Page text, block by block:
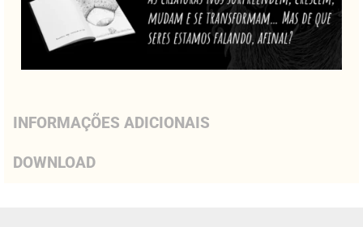
INFORMAÇÕES ADICIONAIS
DOWNLOAD